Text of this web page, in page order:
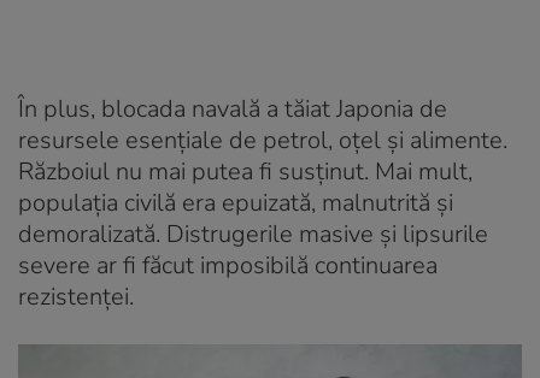
În plus, blocada navală a tăiat Japonia de
resursele esențiale de petrol, oțel și alimente.
Războiul nu mai putea fi susținut. Mai mult,
populația civilă era epuizată, malnutrită și
demoralizată. Distrugerile masive și lipsurile
severe ar fi făcut imposibilă continuarea
rezistenței.